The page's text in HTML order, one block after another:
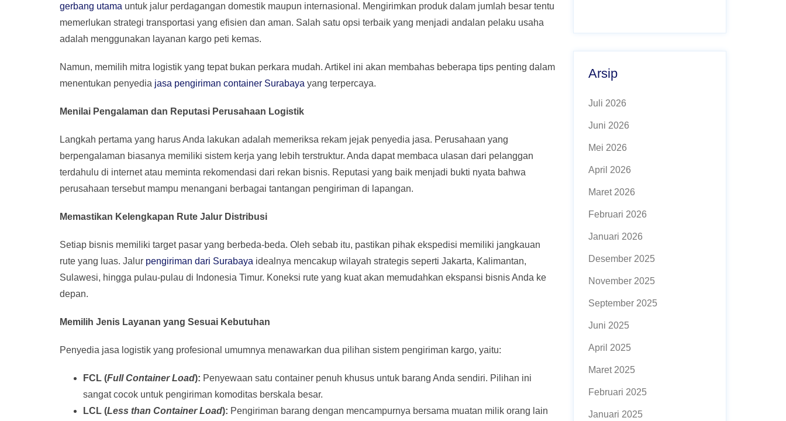
gerbang utama untuk jalur perdagangan domestik maupun internasional. Mengirimkan produk dalam jumlah besar tentu
memerlukan strategi transportasi yang efisien dan aman. Salah satu opsi terbaik yang menjadi andalan pelaku usaha
adalah menggunakan layanan kargo peti kemas.
Namun, memilih mitra logistik yang tepat bukan perkara mudah. Artikel ini akan membahas beberapa tips penting dalam
menentukan penyedia jasa pengiriman container Surabaya yang terpercaya.
Menilai Pengalaman dan Reputasi Perusahaan Logistik
Langkah pertama yang harus Anda lakukan adalah memeriksa rekam jejak penyedia jasa. Perusahaan yang
berpengalaman biasanya memiliki sistem kerja yang lebih terstruktur. Anda dapat membaca ulasan dari pelanggan
terdahulu di internet atau meminta rekomendasi dari rekan bisnis. Reputasi yang baik menjadi bukti nyata bahwa
perusahaan tersebut mampu menangani berbagai tantangan pengiriman di lapangan.
Memastikan Kelengkapan Rute Jalur Distribusi
Setiap bisnis memiliki target pasar yang berbeda-beda. Oleh sebab itu, pastikan pihak ekspedisi memiliki jangkauan
rute yang luas. Jalur pengiriman dari Surabaya idealnya mencakup wilayah strategis seperti Jakarta, Kalimantan,
Sulawesi, hingga pulau-pulau di Indonesia Timur. Koneksi rute yang kuat akan memudahkan ekspansi bisnis Anda ke
depan.
Memilih Jenis Layanan yang Sesuai Kebutuhan
Penyedia jasa logistik yang profesional umumnya menawarkan dua pilihan sistem pengiriman kargo, yaitu:
FCL (Full Container Load): Penyewaan satu container penuh khusus untuk barang Anda sendiri. Pilihan ini
sangat cocok untuk pengiriman komoditas berskala besar.
LCL (Less than Container Load): Pengiriman barang dengan mencampurnya bersama muatan milik orang lain
Arsip
Juli 2026
Juni 2026
Mei 2026
April 2026
Maret 2026
Februari 2026
Januari 2026
Desember 2025
November 2025
September 2025
Juni 2025
April 2025
Maret 2025
Februari 2025
Januari 2025